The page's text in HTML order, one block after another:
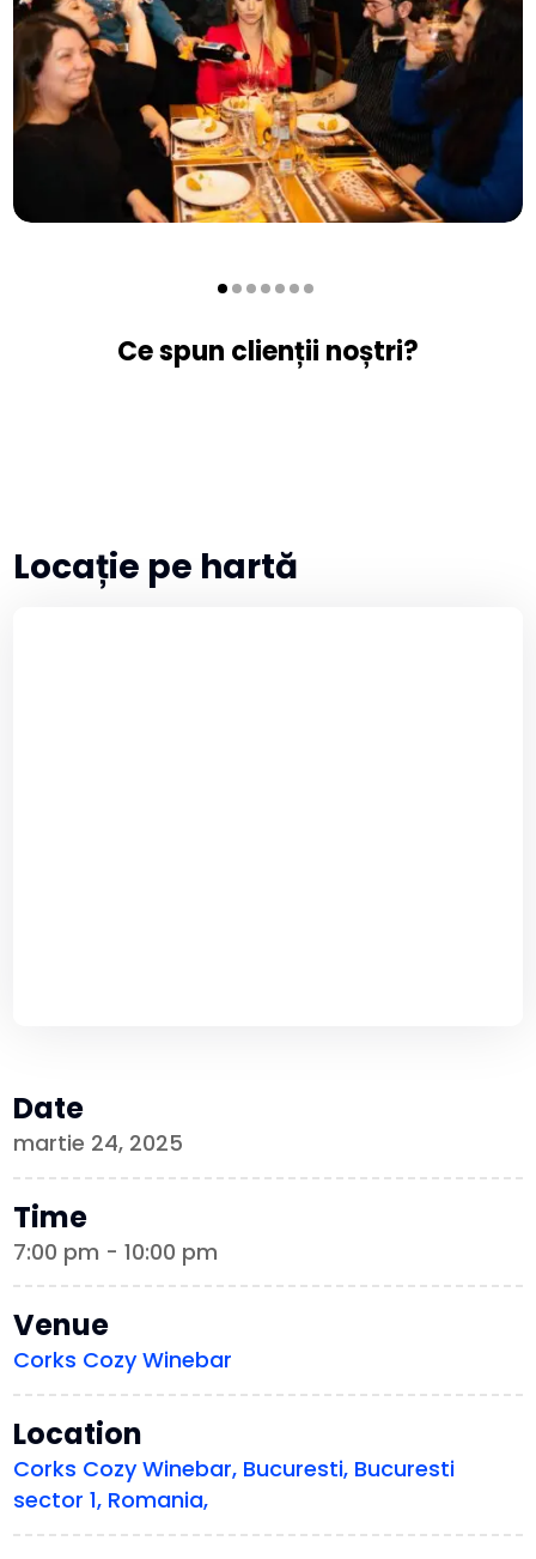
Ce spun clienții noștri?
Locație pe hartă
Date
martie 24, 2025
Time
7:00 pm - 10:00 pm
Venue
Corks Cozy Winebar
Location
Corks Cozy Winebar, Bucuresti, Bucuresti
sector 1, Romania,